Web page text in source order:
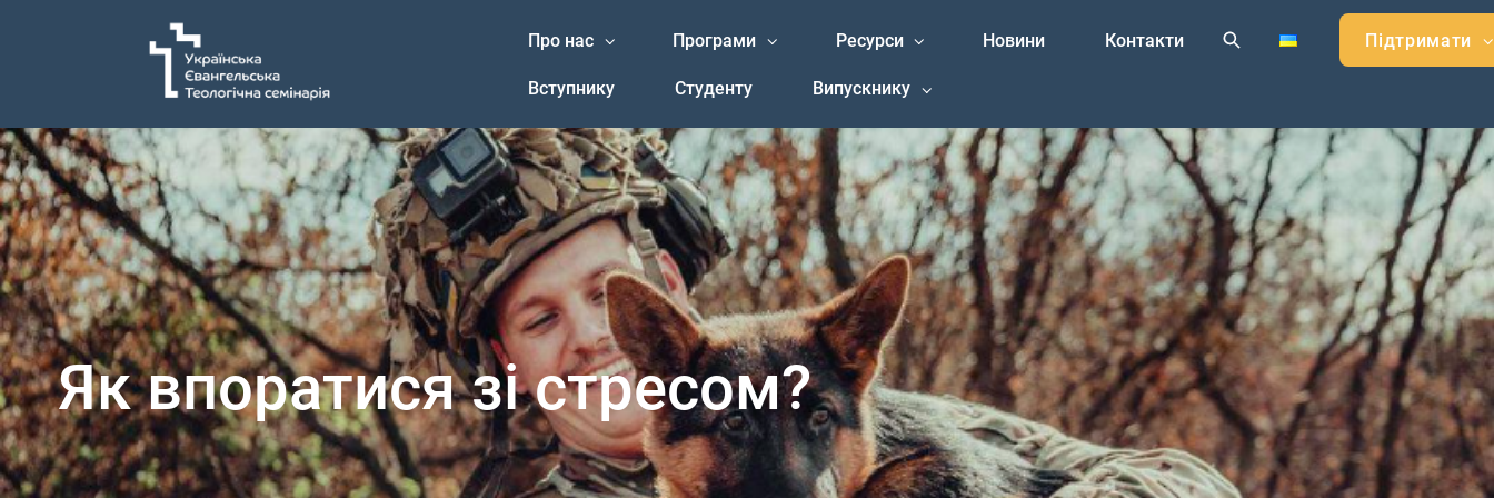
Про нас Програми Ресурси Новини Контакти Підтримати
Вступнику Студенту Випускнику
Як впоратися зі стресом?